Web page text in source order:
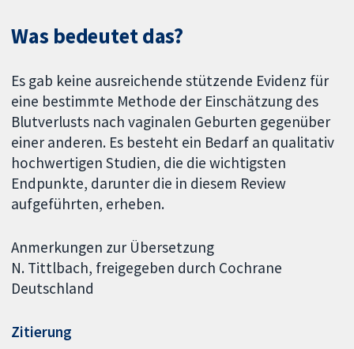
Was bedeutet das?
Es gab keine ausreichende stützende Evidenz für
eine bestimmte Methode der Einschätzung des
Blutverlusts nach vaginalen Geburten gegenüber
einer anderen. Es besteht ein Bedarf an qualitativ
hochwertigen Studien, die die wichtigsten
Endpunkte, darunter die in diesem Review
aufgeführten, erheben.
Anmerkungen zur Übersetzung
N. Tittlbach, freigegeben durch Cochrane
Deutschland
Zitierung